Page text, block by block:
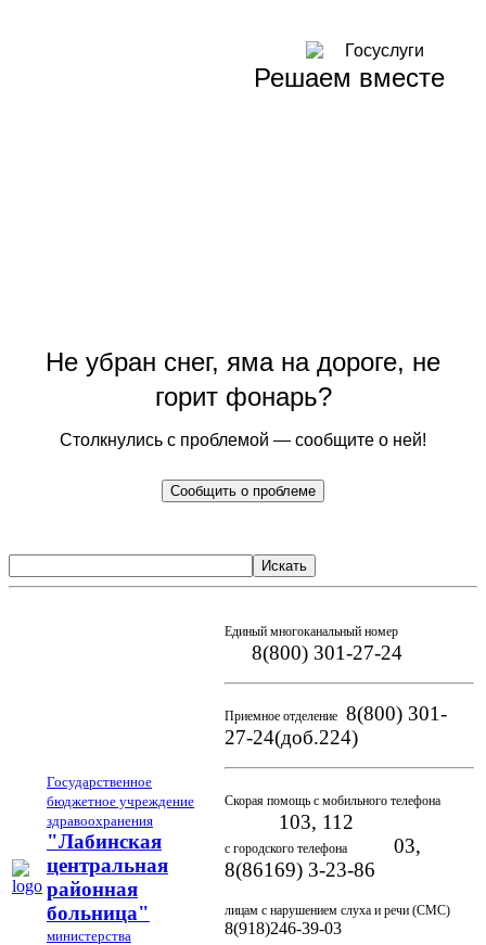
Решаем вместе
Не убран снег, яма на дороге, не
горит фонарь?
Столкнулись с проблемой — сообщите о ней!
Сообщить о проблеме
Искать
Государственное
бюджетное учреждение
здравоохранения
"Лабинская
центральная
районная
больница"
министерства
Единый многоканальный номер
8(800) 301-27-24
Приемное отделение 8(800) 301-
27-24(доб.224)
Скорая помощь с мобильного телефона
103, 112
с городского телефона
03,
8(86169) 3-23-86
лицам с нарушением слуха и речи (СМС)
8(918)246-39-03